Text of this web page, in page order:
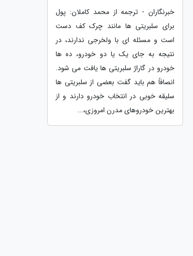
خبرنگاران - ترجمه از محمد کاملان: پول
برای سلبریتی ها مانند چرک کف دست
است و مسئله ای با ولخرجی ندارند، در
نتیجه به جای یک یا دو خودرو، ده ها
خودرو در گاراژ سلبریتی ها یافت می شود.
انصافاً هم باید گفت بعضی از سلبریتی ها
سلیقه خوبی در انتخاب خودرو دارند و از
بهترین خودروهای مدرن امروزی،...